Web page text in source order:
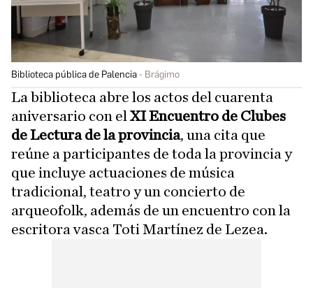
Biblioteca pública de Palencia Brágimo
La biblioteca abre los actos del cuarenta
aniversario con el XI Encuentro de Clubes
de Lectura de la provincia, una cita que
reúne a participantes de toda la provincia y
que incluye actuaciones de música
tradicional, teatro y un concierto de
arqueofolk, además de un encuentro con la
escritora vasca Toti Martínez de Lezea.